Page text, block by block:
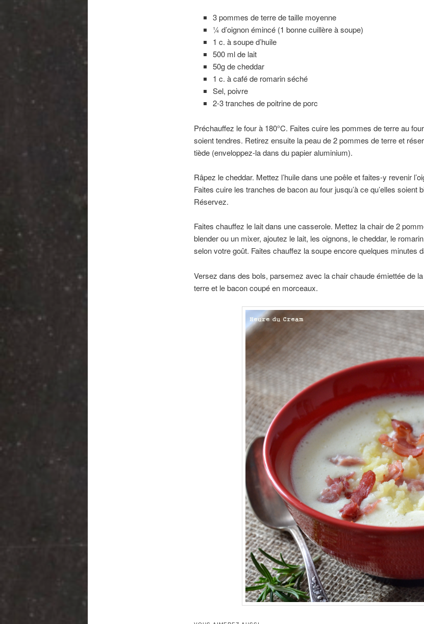
3 pommes de terre de taille moyenne
¼ d’oignon émincé (1 bonne cuillère à soupe)
1 c. à soupe d’huile
500 ml de lait
50g de cheddar
1 c. à café de romarin séché
Sel, poivre
2-3 tranches de poitrine de porc
Préchauffez le four à 180°C. Faites cuire les pommes de terre au four
soient tendres. Retirez ensuite la peau de 2 pommes de terre et
tiède (enveloppez-la dans du papier aluminium).
Râpez le cheddar. Mettez l’huile dans une poêle et faites-y revenir
Faites cuire les tranches de bacon au four jusqu’à ce qu’elles soient
Réservez.
Faites chauffez le lait dans une casserole. Mettez la chair de 2
blender ou un mixer, ajoutez le lait, les oignons, le cheddar, le
selon votre goût. Faites chauffez la soupe encore quelques minutes
Versez dans des bols, parsemez avec la chair chaude émiettée de
terre et le bacon coupé en morceaux.